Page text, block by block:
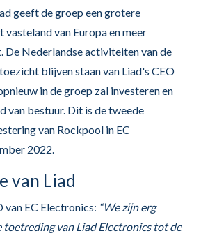
geeft de groep een grotere
vasteland van Europa en meer
Nederlandse activiteiten van de
blijven staan van Liad's CEO
in de groep zal investeren en
van bestuur. Dit is de tweede
van Rockpool in EC
2022.
van Liad
van EC Electronics: “We zijn erg
toetreding van Liad Electronics tot de